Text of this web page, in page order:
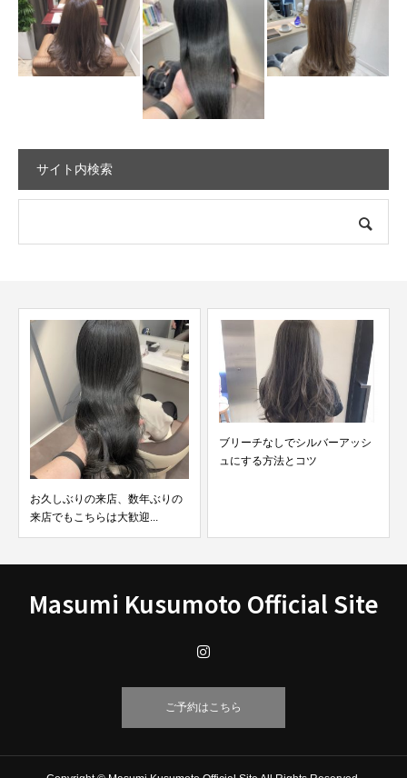
サイト内検索
ブリーチなしでシルバーアッシ
ュにする方法とコツ
【明るめから暗め20選】ブリー
チなしのラベンダーア...
Masumi Kusumoto Official Site
ご予約はこちら